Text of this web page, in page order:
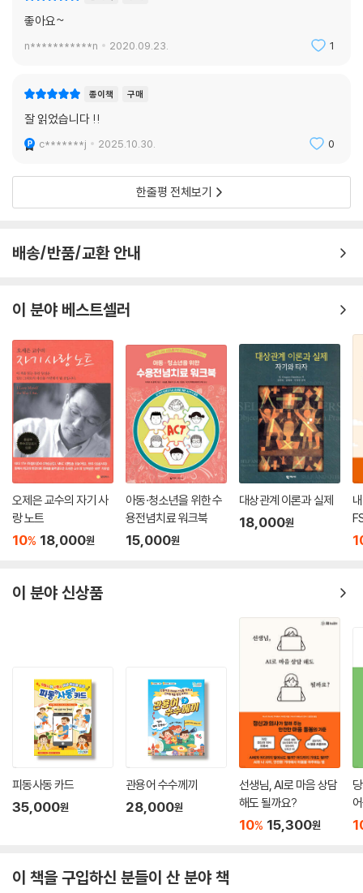
좋아요~
n***********n 2020.09.23. 1
종이책 구매
잘 읽었습니다 !!
c*******j 2025.10.30. 0
한줄평 전체보기
배송/반품/교환 안내
이 분야 베스트셀러
오제은 교수의 자기 사
랑 노트
10% 18,000원
아동·청소년을 위한 수
용전념치료 워크북
15,000원
대상관계 이론과 실제
18,000원
이 분야 신상품
피동사동 카드
35,000원
관용어 수수께끼
28,000원
선생님, AI로 마음 상담
해도 될까요?
10% 15,300원
이 책을 구입하신 분들이 산 분야 책